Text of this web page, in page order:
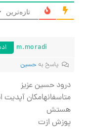
تازه‌ترین
m.moradi
پاسخ به حسین
درود حسین عزیز
متاسفانهامکان
هستش
پوزش ازت